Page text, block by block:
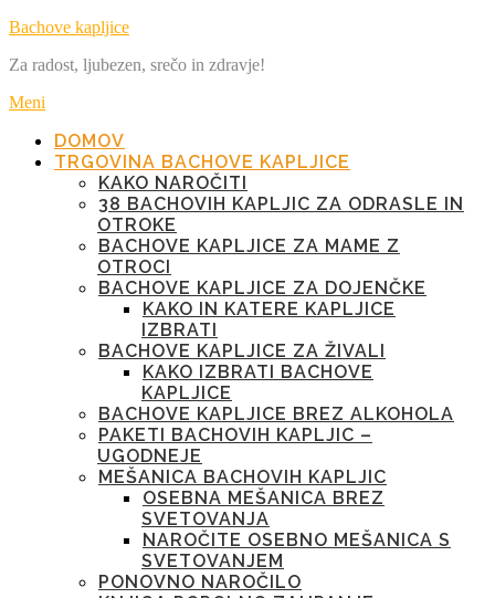
Preskoči
vsebino
Bachove kapljice
Za radost, ljubezen, srečo in zdravje!
Meni
DOMOV
TRGOVINA BACHOVE KAPLJICE
KAKO NAROČITI
38 BACHOVIH KAPLJIC ZA ODRASLE IN
OTROKE
BACHOVE KAPLJICE ZA MAME Z
OTROCI
BACHOVE KAPLJICE ZA DOJENČKE
KAKO IN KATERE KAPLJICE
IZBRATI
BACHOVE KAPLJICE ZA ŽIVALI
KAKO IZBRATI BACHOVE
KAPLJICE
BACHOVE KAPLJICE BREZ ALKOHOLA
PAKETI BACHOVIH KAPLJIC –
UGODNEJE
MEŠANICA BACHOVIH KAPLJIC
OSEBNA MEŠANICA BREZ
SVETOVANJA
NAROČITE OSEBNO MEŠANICA S
SVETOVANJEM
PONOVNO NAROČILO